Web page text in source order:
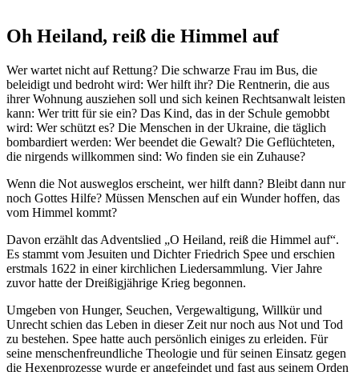
Oh Heiland, reiß die Himmel auf
Wer wartet nicht auf Rettung? Die schwarze Frau im Bus, die
beleidigt und bedroht wird: Wer hilft ihr? Die Rentnerin, die aus
ihrer Wohnung ausziehen soll und sich keinen Rechtsanwalt leisten
kann: Wer tritt für sie ein? Das Kind, das in der Schule gemobbt
wird: Wer schützt es? Die Menschen in der Ukraine, die täglich
bombardiert werden: Wer beendet die Gewalt? Die Geflüchteten,
die nirgends willkommen sind: Wo finden sie ein Zuhause?
Wenn die Not ausweglos erscheint, wer hilft dann? Bleibt dann nur
noch Gottes Hilfe? Müssen Menschen auf ein Wunder hoffen, das
vom Himmel kommt?
Davon erzählt das Adventslied „O Heiland, reiß die Himmel auf“.
Es stammt vom Jesuiten und Dichter Friedrich Spee und erschien
erstmals 1622 in einer kirchlichen Liedersammlung. Vier Jahre
zuvor hatte der Dreißigjährige Krieg begonnen.
Umgeben von Hunger, Seuchen, Vergewaltigung, Willkür und
Unrecht schien das Leben in dieser Zeit nur noch aus Not und Tod
zu bestehen. Spee hatte auch persönlich einiges zu erleiden. Für
seine menschenfreundliche Theologie und für seinen Einsatz gegen
die Hexenprozesse wurde er angefeindet und fast aus seinem Orden